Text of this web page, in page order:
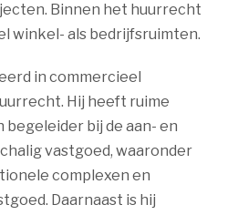
Binnen het huurrecht
winkel- als bedrijfsruimten.
in commercieel
Hij heeft ruime
begeleider bij de aan- en
vastgoed, waaronder
complexen en
Daarnaast is hij